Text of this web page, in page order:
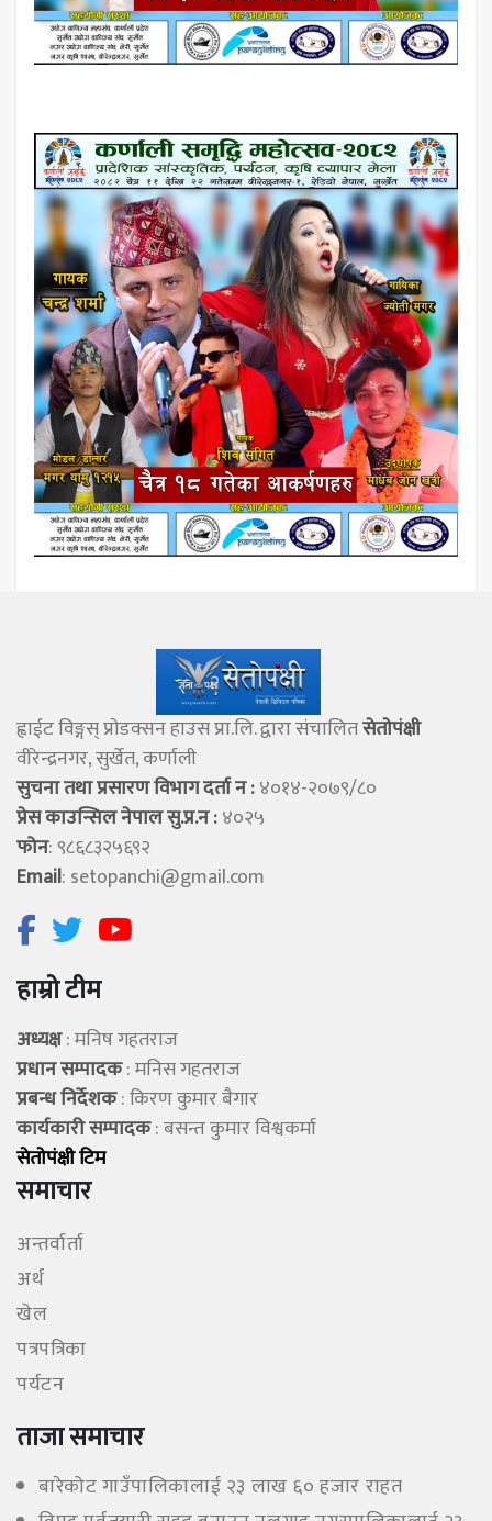
ह्वाईट विङ्गस् प्राेडक्सन हाउस प्रा.लि. द्वारा संचालितसेताेपंक्षी
वीरेन्द्रनगर, सुर्खेत, कर्णाली
सुचना तथा प्रसारण विभाग दर्ता न :४०१४-२०७९/८०
प्रेस काउन्सिल नेपाल सु.प्र.न :४०२५
फोन: ९८६८३२५६९२
Email: setopanchi@gmail.com
हाम्रो टीम
अध्यक्ष: मनिष गहतराज
प्रधान सम्पादक: मनिस गहतराज
प्रबन्ध निर्देशक: किरण कुमार बैगार
कार्यकारी सम्पादक: बसन्त कुमार विश्वकर्मा
सेताेपंक्षी टिम
समाचार
अन्तर्वार्ता
अर्थ
खेल
पत्रपत्रिका
पर्यटन
ताजा समाचार
बारेकोट गाउँपालिकालाई २३ लाख ६० हजार राहत